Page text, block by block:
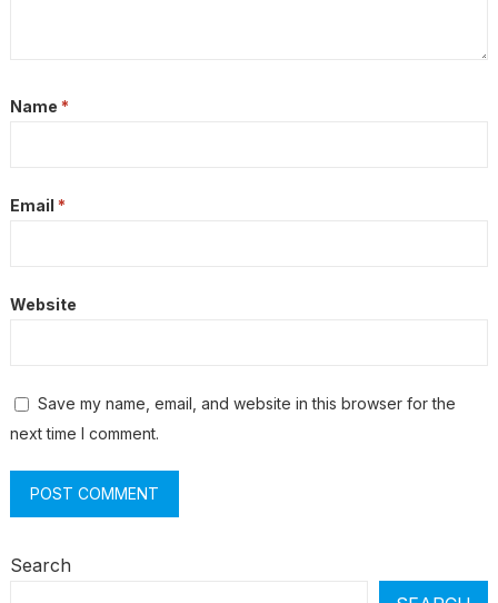
Name *
Email *
Website
Save my name, email, and website in this browser for the
next time I comment.
Search